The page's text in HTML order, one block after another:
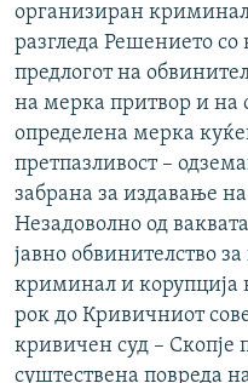
организиран
разгледа Решението
предлогот на
на мерка притвор и
определена мерка
претпазливост –
забрана за издавање
Незадоволно од
јавно обвинителство
криминал и корупција
рок до Кривичниот
кривичен суд – Скопје
суштествена повреда